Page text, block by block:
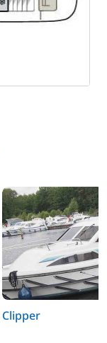
Clipper